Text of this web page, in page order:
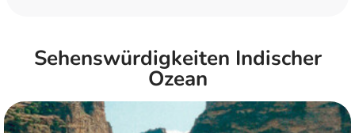
Sehenswürdigkeiten Indischer
Ozean